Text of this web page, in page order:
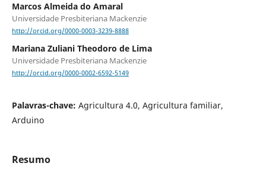
Marcos Almeida do Amaral
Universidade Presbiteriana Mackenzie
http://orcid.org/0000-0003-3239-8888
Mariana Zuliani Theodoro de Lima
Universidade Presbiteriana Mackenzie
http://orcid.org/0000-0002-6592-5149
Palavras-chave: Agricultura 4.0, Agricultura familiar,
Arduino
Resumo